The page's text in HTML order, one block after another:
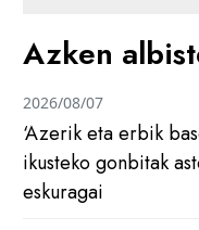
Azken
‘Azerik eta erbik
ikusteko gonbitak
eskuragai
2026/08/07